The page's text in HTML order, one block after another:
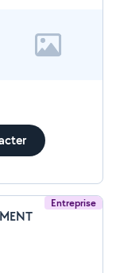
Entreprise